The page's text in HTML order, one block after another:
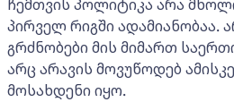
ჩემთვის პოლიტიკა არა
პირველ რიგში ადამიანობაა.
გრძნობები მის მიმართ
არც არავის მოვუწოდებ
მოსახდენი იყო.